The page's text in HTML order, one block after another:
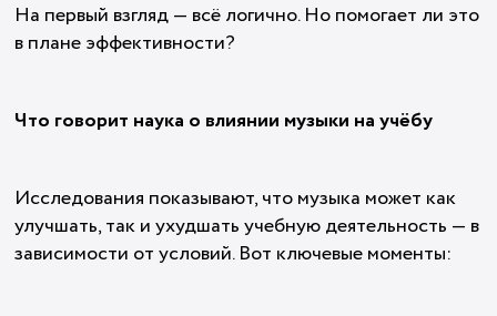
На первый взгляд — всё логично. Но помогает ли это
в плане эффективности?
Что говорит наука о влиянии музыки на учёбу
Исследования показывают, что музыка может как
улучшать, так и ухудшать учебную деятельность — в
зависимости от условий. Вот ключевые моменты: